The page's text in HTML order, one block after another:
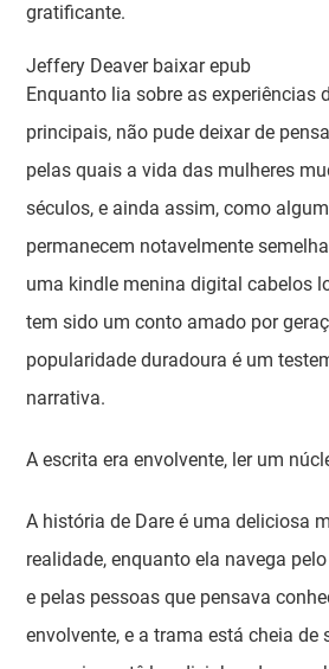
gratificante.
Jeffery Deaver baixar epub
Enquanto lia sobre as experiências
principais, não pude deixar de
pelas quais a vida das mulheres
séculos, e ainda assim, como
permanecem notavelmente
uma kindle menina digital cabelos
tem sido um conto amado por
popularidade duradoura é um
narrativa.
A escrita era envolvente, ler um
A história de Dare é uma deliciosa
realidade, enquanto ela navega
e pelas pessoas que pensava
envolvente, e a trama está cheia de